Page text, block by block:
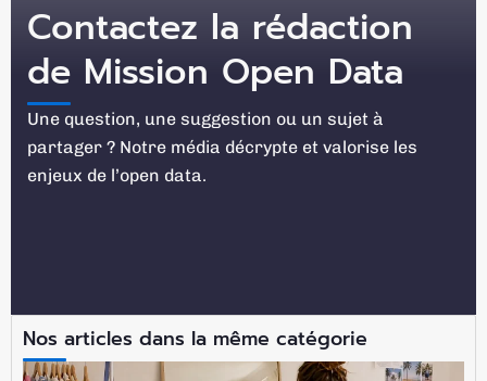
Contactez la rédaction
de Mission Open Data
Une question, une suggestion ou un sujet à
partager ? Notre média décrypte et valorise les
enjeux de l’open data.
Nos articles dans la même catégorie